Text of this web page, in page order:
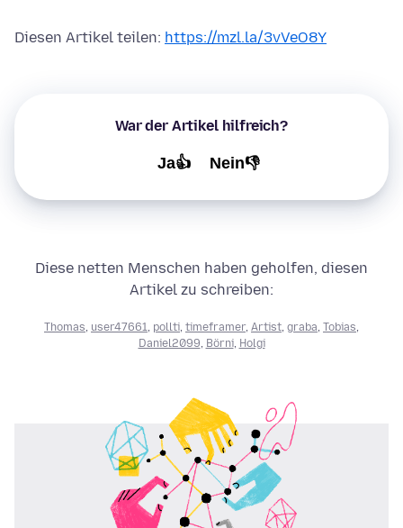
Diesen Artikel teilen: https://mzl.la/3vVeO8Y
War der Artikel hilfreich?
Ja👍 Nein👎
Diese netten Menschen haben geholfen, diesen
Artikel zu schreiben:
Thomas user47661 pollti timeframer, Artist graba Tobias
Daniel2099 Börni, Holgi